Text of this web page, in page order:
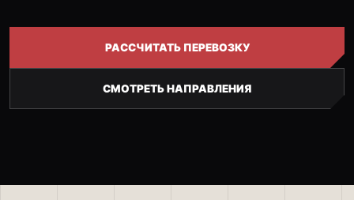
РАССЧИТАТЬ ПЕРЕВОЗКУ
СМОТРЕТЬ НАПРАВЛЕНИЯ